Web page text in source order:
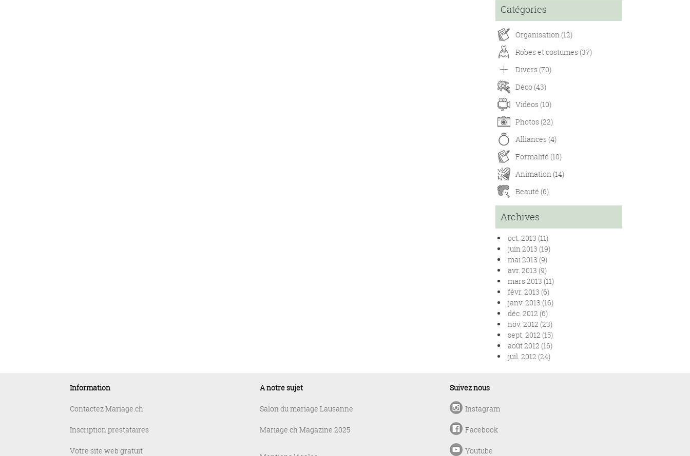
Catégories
Organisation (12)
Robes et costumes (37)
Divers (70)
Déco (43)
Vidéos (10)
Photos (22)
Alliances (4)
Formalité (10)
Animation (14)
Beauté (6)
Archives
oct. 2013 (11)
juin 2013 (19)
mai 2013 (9)
avr. 2013 (9)
mars 2013 (11)
févr. 2013 (6)
janv. 2013 (16)
déc. 2012 (6)
nov. 2012 (23)
sept. 2012 (15)
août 2012 (16)
juil. 2012 (24)
Information
Contactez Mariage.ch
Inscription prestataires
Votre site web gratuit
A notre sujet
Salon du mariage Lausanne
Mariage.ch Magazine 2025
Suivez nous
Instagram
Facebook
Youtube